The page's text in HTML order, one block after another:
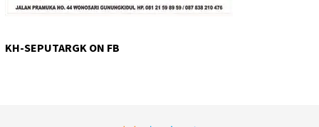
KH-SEPUTARGK ON FB